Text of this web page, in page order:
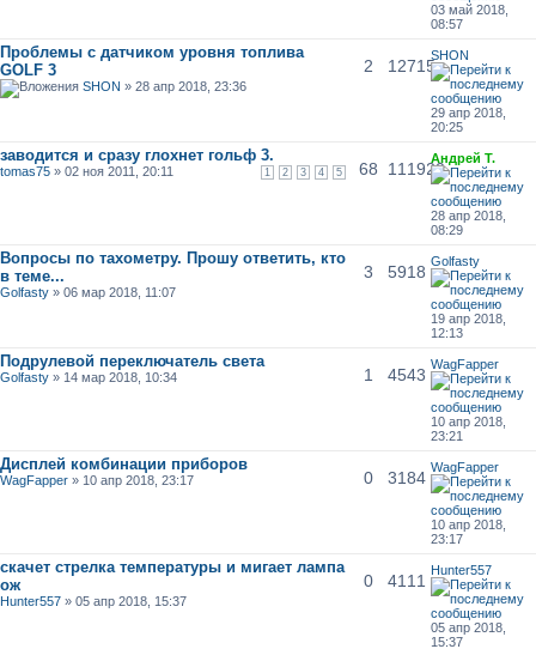
03 май 2018,
08:57
Проблемы с датчиком уровня топлива
GOLF 3
SHON » 28 апр 2018, 23:36
2 12715
SHON
29 апр 2018,
20:25
заводится и сразу глохнет гольф 3.
1 2 3 4 5
tomas75 » 02 ноя 2011, 20:11 68 111920
Андрей Т.
28 апр 2018,
08:29
Вопросы по тахометру. Прошу ответить, кто
в теме...
Golfasty » 06 мар 2018, 11:07
3 5918
Golfasty
19 апр 2018,
12:13
Подрулевой переключатель света
Golfasty » 14 мар 2018, 10:34 1 4543
WagFapper
10 апр 2018,
23:21
Дисплей комбинации приборов
WagFapper » 10 апр 2018, 23:17 0 3184
WagFapper
10 апр 2018,
23:17
скачет стрелка температуры и мигает лампа
ож
Hunter557 » 05 апр 2018, 15:37
0 4111
Hunter557
05 апр 2018,
15:37